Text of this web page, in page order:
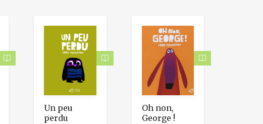
Un peu
perdu
Oh non,
George !